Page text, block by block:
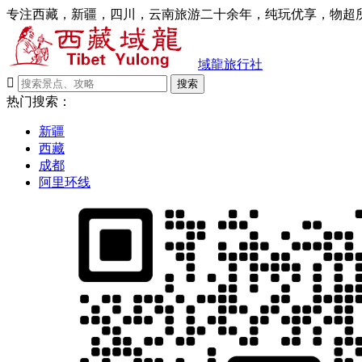
专注西藏，新疆，四川，云南旅游二十余年，纯玩优享，物超
域龍旅行社

搜索
热门搜索：
新疆
西藏
成都
阿里环线